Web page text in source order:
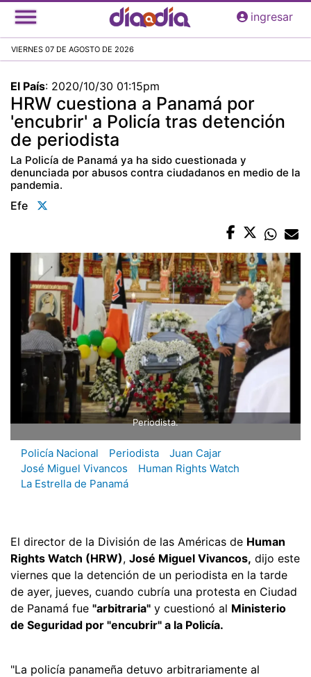
Pasar
al
principal
ingresar
VIERNES 07 DE AGOSTO DE 2026
El País: 2020/10/30 01:15pm
HRW cuestiona a Panamá por
'encubrir' a Policía tras detención
de periodista
La Policía de Panamá ya ha sido cuestionada y
denunciada por abusos contra ciudadanos en medio de la
pandemia.
Efe
Periodista.
Policía Nacional Periodista
Juan Cajar
José Miguel Vivancos
Human Rights Watch
La Estrella de Panamá
El director de la División de las Américas de Human
Rights Watch (HRW), José Miguel Vivancos, dijo este
viernes que la detención de un periodista en la tarde
de ayer, jueves, cuando cubría una protesta en Ciudad
de Panamá fue "arbitraria" y cuestionó al Ministerio
de Seguridad por "encubrir" a la Policía.
"La policía panameña detuvo arbitrariamente al